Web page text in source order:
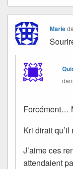
Marie
Forcément…
Kri dirait qu’il
J’aime ces
attendaient